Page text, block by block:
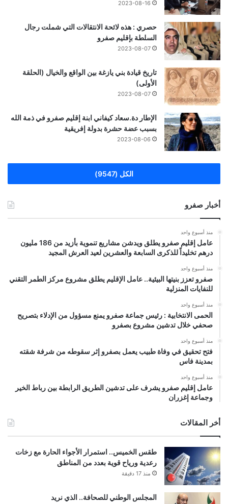
2023-08-16
حصري : هذه لائحة الانتقالات التي شملت رجال
السلطة بإقليم صفرو
2023-08-07
تاريخ قيادة بني يازغة بين الواقع والخيال (الحلقة
الأولى)
2023-08-07
الإطار دة.سعاد كيفاني ابنة إقليم صفرو في ذمة الله
بسبب عضة حشرة بدولة إفريقية
2023-08-06
الكل (9547)
أخبار صفرو
منذ أسبوع واحد
عامل إقليم صفرو يطلق ويدشن مشاريع تنموية بأزيد من 186 مليون
درهم تخليداً للذكرى السابعة والعشرين لعيد العرش المجيد
منذ أسبوع واحد
صفرو تعزز بنيتها البيئية.. عامل الإقليم يطلق مشروع مركز الطمر التقني
للنفايات المنزلية
منذ أسبوع واحد
الحمى الانتخابية : رئيس جماعة صفرو يمنع مسؤول من الإدلاء بتصريح
صحفي خلال تدشين مشروع بصفرو
منذ أسبوع واحد
فتح تحقيق في وفاة طبيب يعمل بصفرو إثر سقوطه من شرفة شقته
بمدينة فاس
منذ أسبوع واحد
عامل إقليم صفرو يشرف على تدشين الطريق الرابطة بين رباط الخير
وجماعة إغزران
أخر المقالات
طقس الخميس.. استمرار الأجواء الحارة مع زخات
رعدية ورياح قوية بعدد من المناطق
منذ 17 دقيقة
المجلس الوطني للصحافة.. الذي نريد